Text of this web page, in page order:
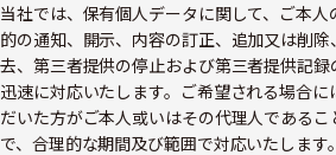
当社では、保有個人データに関して、ご本人
的の通知、開示、内容の訂正、追加又は削
去、第三者提供の停止および第三者提供記録
迅速に対応いたします。ご希望される場合に
だいた方がご本人或いはその代理人である
で、合理的な期間及び範囲で対応いたします。